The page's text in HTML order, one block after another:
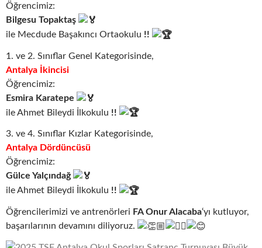
Öğrencimiz:
Bilgesu Topaktaş
ile Mecdude Başakıncı Ortaokulu !!
1. ve 2. Sınıflar Genel Kategorisinde,
Antalya İkincisi
Öğrencimiz:
Esmira Karatepe
ile Ahmet Bileydi İlkokulu !!
3. ve 4. Sınıflar Kızlar Kategorisinde,
Antalya Dördüncüsü
Öğrencimiz:
Gülce Yalçındağ
ile Ahmet Bileydi İlkokulu !!
Öğrencilerimizi ve antrenörleri FA Onur Alacaba‘yı kutluyor,
başarılarının devamını diliyoruz.